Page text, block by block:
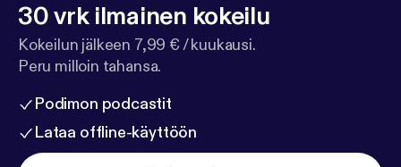
30 vrk ilmainen kokeilu
Kokeilun jälkeen 7,99 € / kuukausi.
Peru milloin tahansa.
Podimon podcastit
Lataa offline-käyttöön